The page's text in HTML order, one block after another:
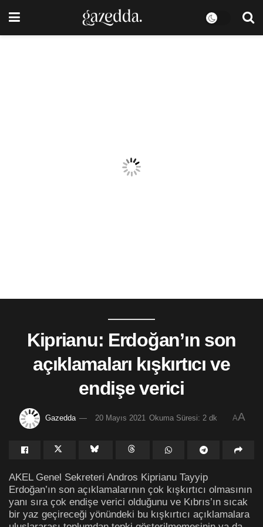
Kiprianu: Erdoğan’ın son
açıklamaları kışkırtıcı ve
endişe verici
Gazedda 20 Mayıs 2021 Okuma Süresi: 2 dk AA
AKEL Genel Sekreteri Andros Kiprianu Tayyip
Erdoğan’ın son açıklamalarının çok kışkırtıcı olmasının
yanı sıra çok endişe verici olduğunu ve Kıbrıs’ın sıcak
bir yaz geçireceği yönündeki bu kışkırtıcı açıklamalara